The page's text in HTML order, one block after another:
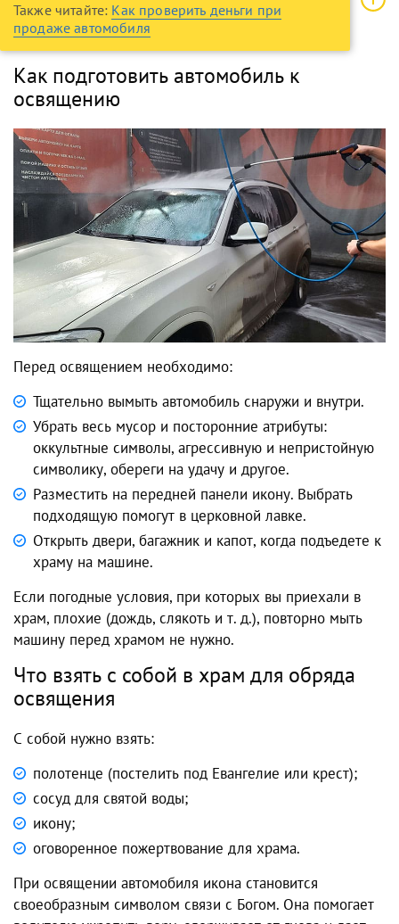
Также читайте: Как проверить деньги при
продаже автомобиля
Как подготовить автомобиль к
освящению
Перед освящением необходимо:
Тщательно вымыть автомобиль снаружи и внутри.
Убрать весь мусор и посторонние атрибуты:
оккультные символы, агрессивную и непристойную
символику, обереги на удачу и другое.
Разместить на передней панели икону. Выбрать
подходящую помогут в церковной лавке.
Открыть двери, багажник и капот, когда подъедете к
храму на машине.
Если погодные условия, при которых вы приехали в
храм, плохие (дождь, слякоть и т. д.), повторно мыть
машину перед храмом не нужно.
Что взять с собой в храм для обряда
освящения
С собой нужно взять:
полотенце (постелить под Евангелие или крест);
сосуд для святой воды;
икону;
оговоренное пожертвование для храма.
При освящении автомобиля икона становится
своеобразным символом связи с Богом. Она помогает